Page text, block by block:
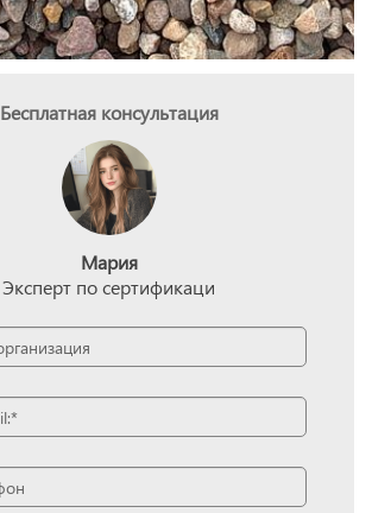
Бесплатная консультация
Мария
Эксперт по сертификаци